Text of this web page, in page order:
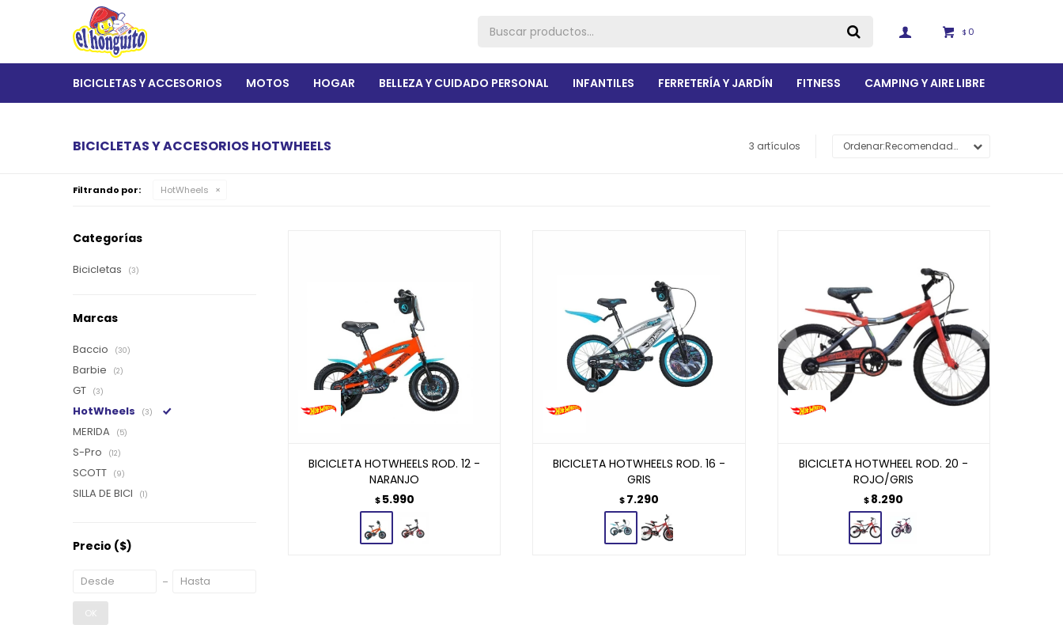
BICICLETAS Y ACCESORIOS MOTOS HOGAR BELLEZA Y CUIDADO PERSONAL INFANTILES FERRETERÍA Y JARDÍN FITNESS CAMPING Y AIRE LIBRE
$ 0
BICICLETAS Y ACCESORIOS HOTWHEELS 3 artículos Recomendados
Filtrando por: HotWheels
BICICLETA HOTWHEELS ROD. 12 -
NARANJO
$ 5.990
BICICLETA HOTWHEELS ROD. 16 -
GRIS
$7.290
BICICLETA HOTWHEEL ROD. 20 -
ROJO/GRIS
$8.290
Categorías
Bicicletas (3)
Marcas
Baccio (30)
Barbie (2)
GT (3)
HotWheels (3)
MERIDA (5)
S-Pro (12)
SCOTT (9)
SILLA DE BICI (1)
Precio ($)
OK